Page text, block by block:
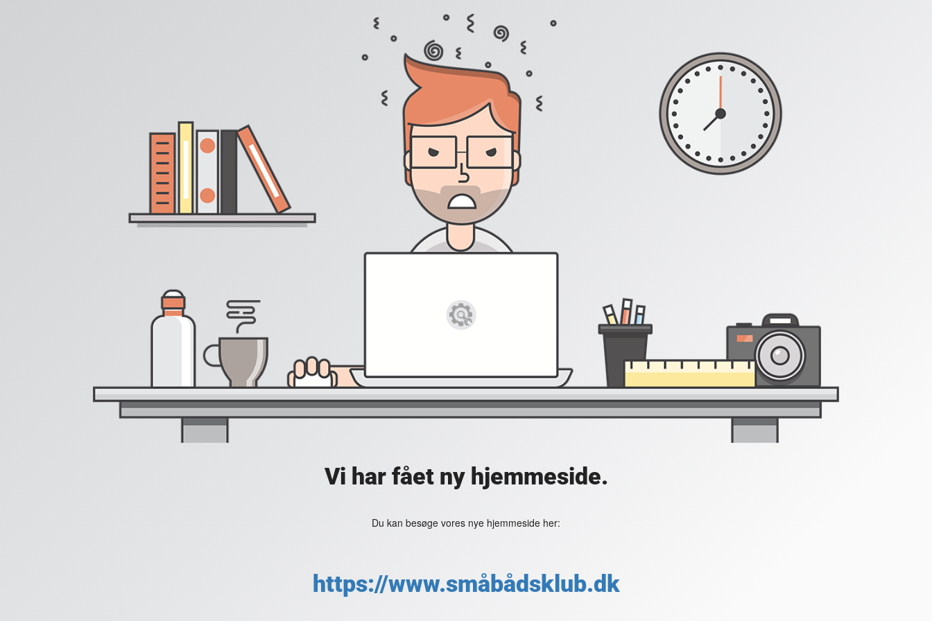
Vi har fået ny hjemmeside.
Du kan besøge vores nye hjemmeside her:
https://www.småbådsklub.dk